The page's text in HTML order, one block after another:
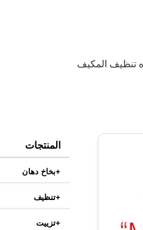
المنتجات
+بخاخ دهان
+تنظيف
+تزييت